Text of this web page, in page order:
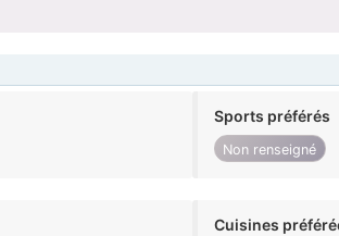
Sports préférés
Non renseigné
Cuisines